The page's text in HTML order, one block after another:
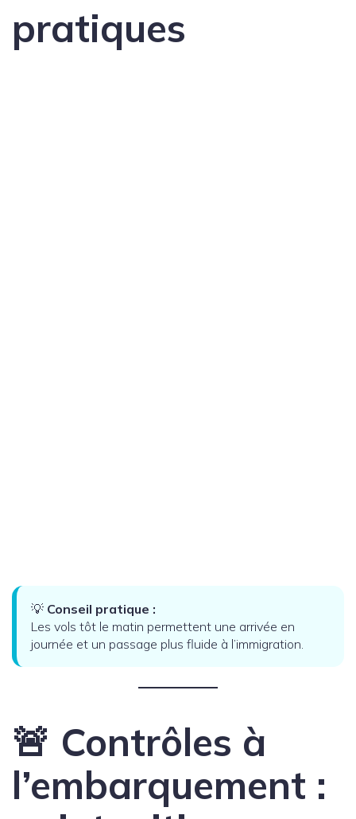
pratiques
💡 Conseil pratique :
Les vols tôt le matin permettent une arrivée en
journée et un passage plus fluide à l’immigration.
🚨 Contrôles à
l’embarquement :